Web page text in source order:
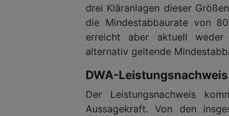
drei Kläranlagen dieser
die Mindestabbaurate von
erreicht aber aktuell
alternativ geltende
DWA-
Der Leistungsnachweis
Aussagekraft. Von den